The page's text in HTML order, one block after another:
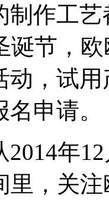
制作工
诞节，
动，试
申请。
年12
里，关